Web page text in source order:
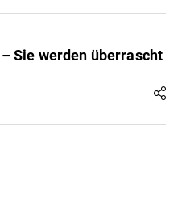
Sie werden überrascht